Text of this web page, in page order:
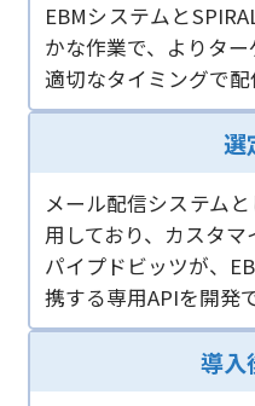
EBMシステムと
かな作業で、よりタ
適切なタイミングで配
選
メール配信システム
用しており、カスタマ
パイプドビッツが、
携する専用APIを開発
導入